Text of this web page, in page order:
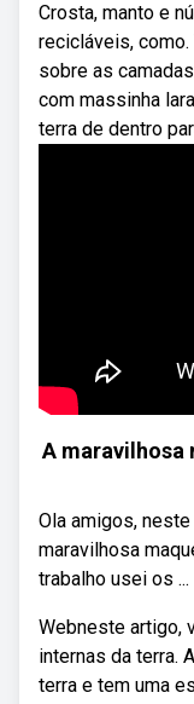
Crosta, manto e
recicláveis,
sobre as
com massinha
terra de dentro
A maravilhosa
Ola amigos,
maravilhosa
trabalho usei os ...
Webneste artigo,
internas da terra.
terra e tem uma